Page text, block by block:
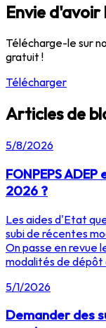
Envie d'avoir
Télécharge-le sur
gratuit !
Télécharger
Articles de
5/8/2026
FONPEPS
2026 ?
Les aides d'Etat
subi de récentes
On passe en revue
modalités de dépôt
5/1/2026
Demander des